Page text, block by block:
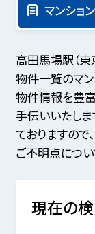
マンション
高田馬場駅（
物件一覧のマ
物件情報を豊
手伝いいたし
ておりますので
ご不明点につ
現在の